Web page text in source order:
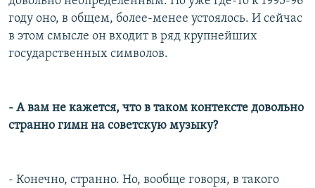
году оно, в общем, более-менее устоялось. И сейчас
в этом смысле он входит в ряд крупнейших
государственных символов.
- А вам не кажется, что в таком контексте довольно
странно гимн на советскую музыку?
- Конечно, странно. Но, вообще говоря, в такого